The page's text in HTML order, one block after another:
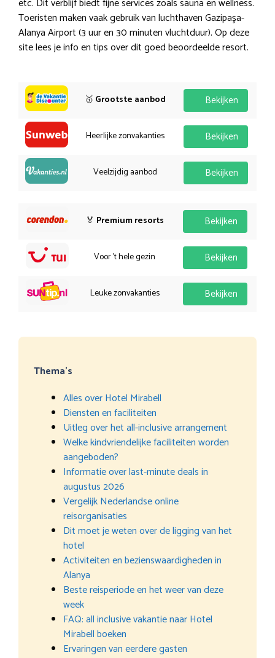
Toeristen maken vaak gebruik van luchthaven Gazipaşa-
Alanya Airport (3 uur en 30 minuten vluchtduur). Op deze
site lees je info en tips over dit goed beoordeelde resort.
🥇 Grootste aanbod Bekijken
Heerlijke zonvakanties Bekijken
Veelzijdig aanbod Bekijken
🏅 Premium resorts Bekijken
Voor 't hele gezin Bekijken
Leuke zonvakanties Bekijken
Thema’s
Alles over Hotel Mirabell
Diensten en faciliteiten
Uitleg over het all-inclusive arrangement
Welke kindvriendelijke faciliteiten worden
aangeboden?
Informatie over last-minute deals in
augustus 2026
Vergelijk Nederlandse online
reisorganisaties
Dit moet je weten over de ligging van het
hotel
Activiteiten en bezienswaardigheden in
Alanya
Beste reisperiode en het weer van deze
week
FAQ: all inclusive vakantie naar Hotel
Mirabell boeken
Ervaringen van eerdere gasten